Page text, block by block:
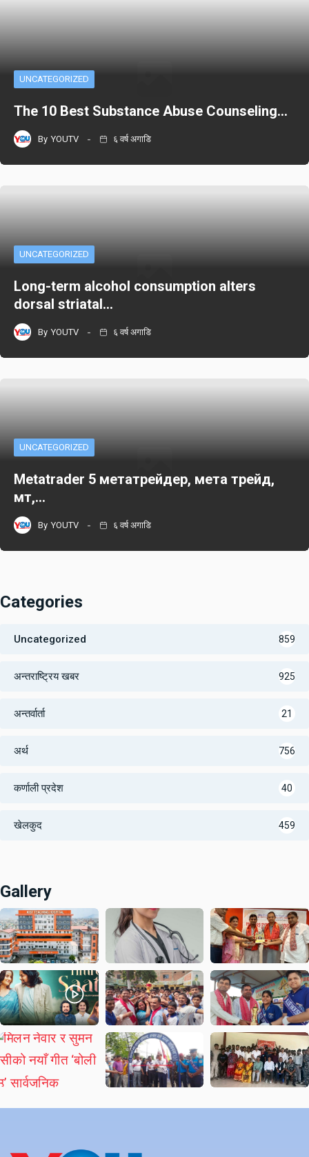
UNCATEGORIZED
The 10 Best Substance Abuse Counseling…
By YOUTV ६ वर्ष अगाडि
UNCATEGORIZED
Long-term alcohol consumption alters
dorsal striatal…
By YOUTV ६ वर्ष अगाडि
UNCATEGORIZED
Metatrader 5 метатрейдер, мета трейд,
мт,…
By YOUTV ६ वर्ष अगाडि
Categories
Uncategorized 859
अन्तराष्ट्रिय खबर 925
अन्तर्वार्ता 21
अर्थ 756
कर्णाली प्रदेश 40
खेलकुद 459
Gallery